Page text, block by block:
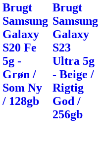
Brugt
Samsung
Galaxy
S20 Fe
5g -
Grøn /
Som Ny
/ 128gb
Brugt
Samsung
Galaxy
S23
Ultra 5g
- Beige /
Rigtig
God /
256gb